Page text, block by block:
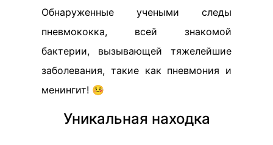
Обнаруженные учеными следы
пневмококка, всей знакомой
бактерии, вызывающей тяжелейшие
заболевания, такие как пневмония и
менингит! 🤒
Уникальная находка